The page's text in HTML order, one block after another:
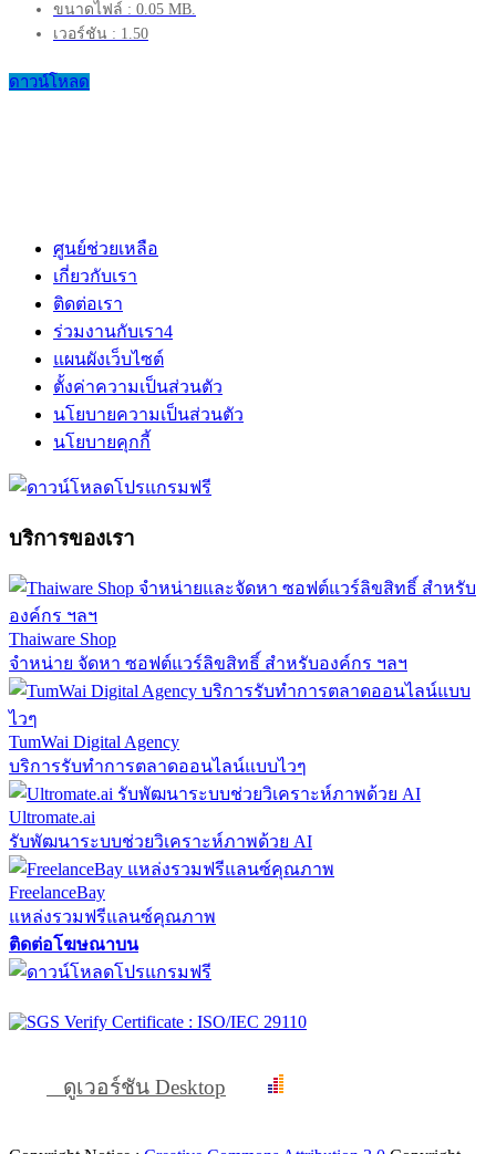
ขนาดไฟล์ : 0.05 MB.
เวอร์ชัน : 1.50
ดาวน์โหลด
ศูนย์ช่วยเหลือ
เกี่ยวกับเรา
ติดต่อเรา
ร่วมงานกับเรา4
แผนผังเว็บไซต์
ตั้งค่าความเป็นส่วนตัว
นโยบายความเป็นส่วนตัว
นโยบายคุกกี้
บริการของเรา
Thaiware Shop
จำหน่าย จัดหา ซอฟต์แวร์ลิขสิทธิ์ สำหรับองค์กร ฯลฯ
TumWai Digital Agency
บริการรับทำการตลาดออนไลน์แบบไวๆ
Ultromate.ai
รับพัฒนาระบบช่วยวิเคราะห์ภาพด้วย AI
FreelanceBay
แหล่งรวมฟรีแลนซ์คุณภาพ
ติดต่อโฆษณาบน
ดูเวอร์ชัน Desktop